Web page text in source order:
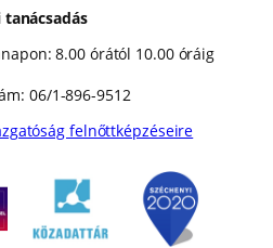
tanácsadás
8.00 órától 10.00 óráig
06/1-896-9512
felnőttképzéseire